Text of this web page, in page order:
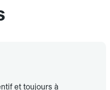
et toujours à